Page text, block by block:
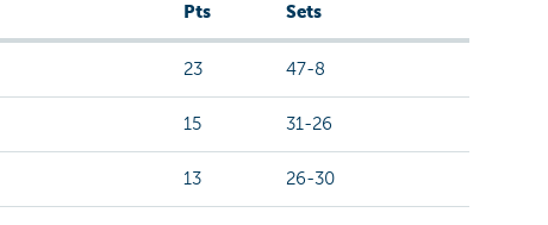
Pts Sets
23 47-8
15 31-26
13 26-30